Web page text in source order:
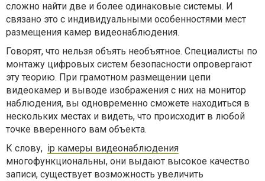
сложно найти две и более одинаковые системы. И
связано это с индивидуальными особенностями мест
размещения камер видеонаблюдения.
Говорят, что нельзя объять необъятное. Специалисты по
монтажу цифровых систем безопасности опровергают
эту теорию. При грамотном размещении цепи
видеокамер и выводе изображения с них на монитор
наблюдения, вы одновременно сможете находиться в
нескольких местах и видеть, что происходит в любой
точке вверенного вам объекта.
К слову, ip камеры видеонаблюдения
многофункциональны, они выдают высокое качество
записи, существует возможность увеличить